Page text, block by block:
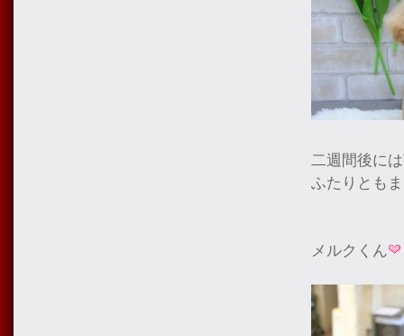
二週間後に
ふたりとも
メルクくん